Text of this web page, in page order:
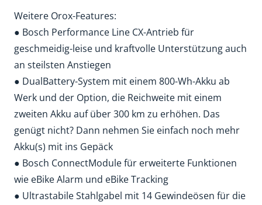
Weitere Orox-Features:
● Bosch Performance Line CX-Antrieb für
geschmeidig-leise und kraftvolle Unterstützung auch
an steilsten Anstiegen
● DualBattery-System mit einem 800-Wh-Akku ab
Werk und der Option, die Reichweite mit einem
zweiten Akku auf über 300 km zu erhöhen. Das
genügt nicht? Dann nehmen Sie einfach noch mehr
Akku(s) mit ins Gepäck
● Bosch ConnectModule für erweiterte Funktionen
wie eBike Alarm und eBike Tracking
● Ultrastabile Stahlgabel mit 14 Gewindeösen für die